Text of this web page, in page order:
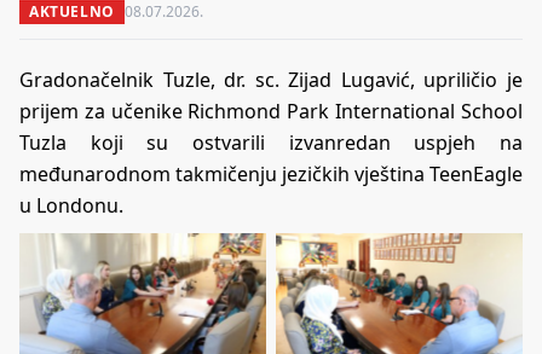
AKTUELNO 08.07.2026.
Gradonačelnik Tuzle, dr. sc. Zijad Lugavić, upriličio je
prijem za učenike Richmond Park International School
Tuzla koji su ostvarili izvanredan uspjeh na
međunarodnom takmičenju jezičkih vještina TeenEagle
u Londonu.